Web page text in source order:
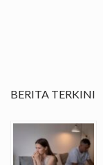
BERITA TERKINI